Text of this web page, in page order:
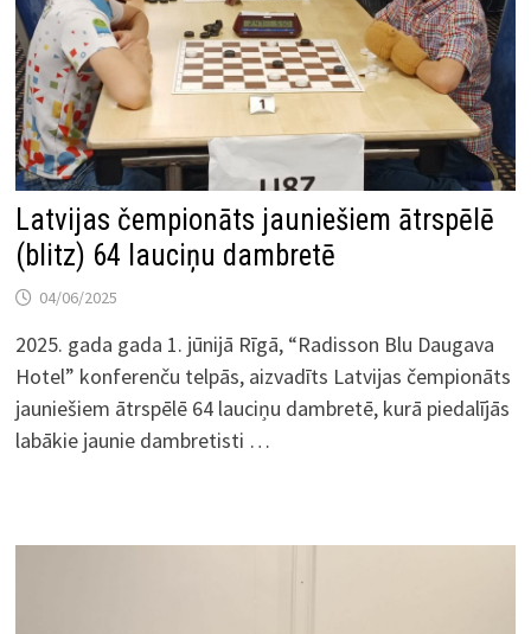
Latvijas čempionāts jauniešiem ātrspēlē
(blitz) 64 lauciņu dambretē
04/06/2025
2025. gada gada 1. jūnijā Rīgā, “Radisson Blu Daugava
Hotel” konferenču telpās, aizvadīts Latvijas čempionāts
jauniešiem ātrspēlē 64 lauciņu dambretē, kurā piedalījās
labākie jaunie dambretisti …